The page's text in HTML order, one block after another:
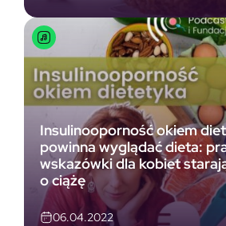
Insulinooporność okiem
powinna wyglądać dieta:
wskazówki dla kobiet
o ciążę
06.04.2022